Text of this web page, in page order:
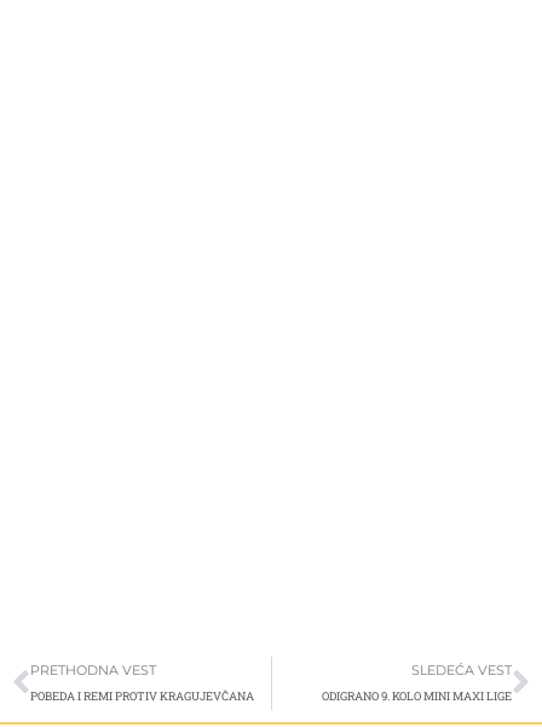
Prev
PRETHODNA VEST
POBEDA I REMI PROTIV KRAGUJEVČANA
SLEDEĆA VEST
ODIGRANO 9. KOLO MINI MAXI LIGE